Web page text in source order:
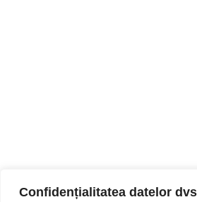
Confidențialitatea datelor